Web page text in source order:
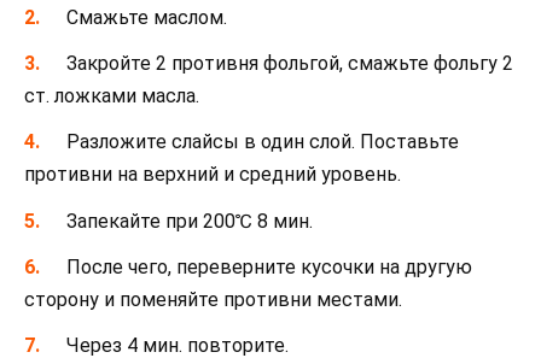
Смажьте маслом.
Закройте 2 противня фольгой, смажьте фольгу 2
ст. ложками масла.
Разложите слайсы в один слой. Поставьте
противни на верхний и средний уровень.
Запекайте при 200℃ 8 мин.
После чего, переверните кусочки на другую
сторону и поменяйте противни местами.
Через 4 мин. повторите.